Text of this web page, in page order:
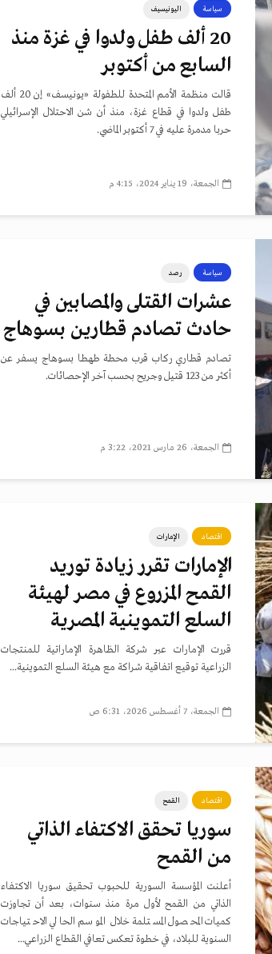
سياسة اليونيسيف
20 ألف طفل ولدوا في غزة منذ
السابع من أكتوبر
قالت منظمة الأمم المتحدة للطفولة «يونيسف» إن 20 ألف
طفل ولدوا في قطاع غزة، منذ أن شن الاحتلال الإسرائيلي
حربا مدمرة عليه في 7 أكتوبر الماضي.
الجمعة، 19 يناير 2024، 4:15 م
سياسة رصد
عشرات القتلى والمصابين في
حادث تصادم قطارين بسوهاج
تصادم قطاري ركاب قرب محطة طهطا بسوهاج يسفر عن
أكثر من 123 قتيل وجريح بحسب آخر الإحصائات.
الجمعة، 26 مارس 2021، 3:22 م
اقتصاد الإمارات
الإمارات تقرر زيادة توريد
القمح المزروع في مصر لهيئة
السلع التموينية المصرية
قررت الإمارات عبر شركة الظاهرة الإماراتية للمنتجات
الزراعية توقيع اتفاقية شراكة مع هيئة السلع التموينية...
الجمعة، 7 أغسطس 2026، 6:31 ص
اقتصاد القمح
سوريا تحقق الاكتفاء الذاتي
من القمح
أعلنت المؤسسة السورية للحبوب تحقيق سوريا الاكتفاء
الذاتي من القمح لأول مرة منذ سنوات، بعد أن تجاوزت
كميات المحصول المستلمة خلال الموسم الحالي الاحتياجات
السنوية للبلاد، في خطوة تعكس تعافي القطاع الزراعي...